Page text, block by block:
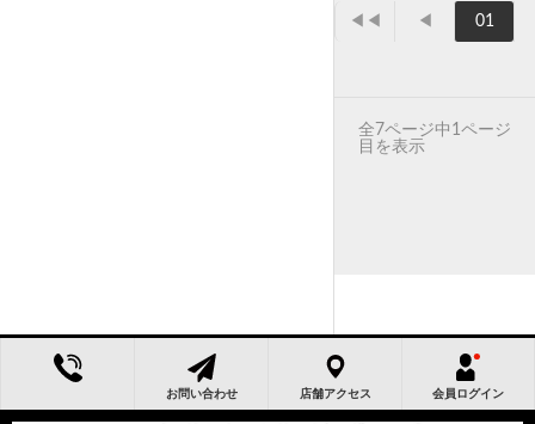
◀◀ ◀ 01
全7ページ中1ページ
目を表示
お問い合わせ 店舗アクセス 会員ログイン